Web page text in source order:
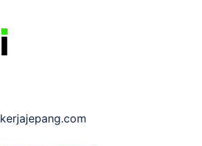
kerjajepang.com